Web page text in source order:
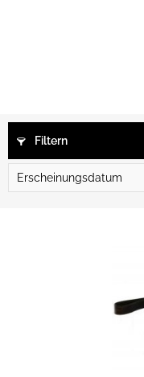
Filtern